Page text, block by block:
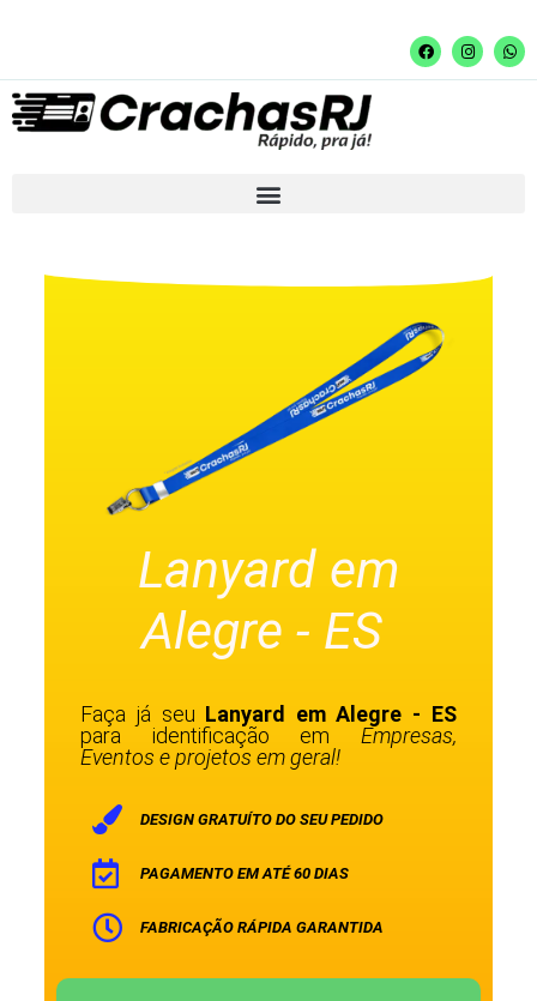
Lanyard em
Alegre - ES
Faça já seu Lanyard em Alegre - ES
para identificação em Empresas,
Eventos e projetos em geral!
DESIGN GRATUÍTO DO SEU PEDIDO
PAGAMENTO EM ATÉ 60 DIAS
FABRICAÇÃO RÁPIDA GARANTIDA